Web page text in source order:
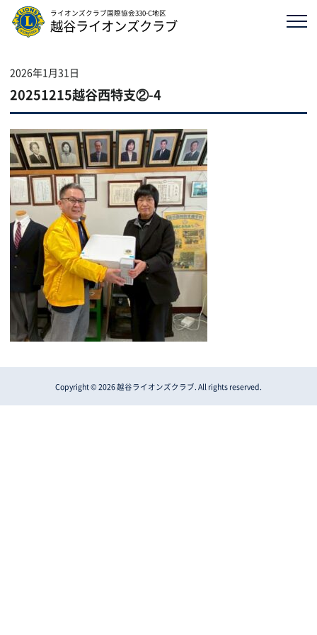
ライオンズクラブ国際協会330-C地区
越谷ライオンズクラブ
2026年1月31日
20251215越谷西特支②-4
Copyright © 2026 越谷ライオンズクラブ. All rights reserved.